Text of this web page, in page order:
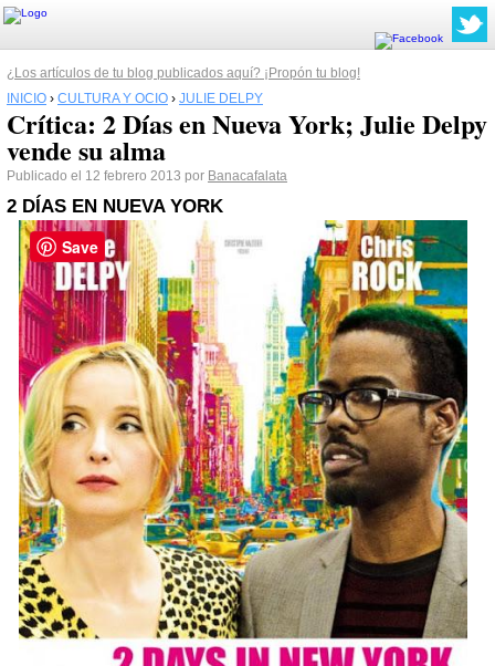
¿Los artículos de tu blog publicados aquí? ¡Propón tu blog!
INICIO › CULTURA Y OCIO › JULIE DELPY
Crítica: 2 Días en Nueva York; Julie Delpy
vende su alma
Publicado el 12 febrero 2013 por Banacafalata
2 DÍAS EN NUEVA YORK
Save